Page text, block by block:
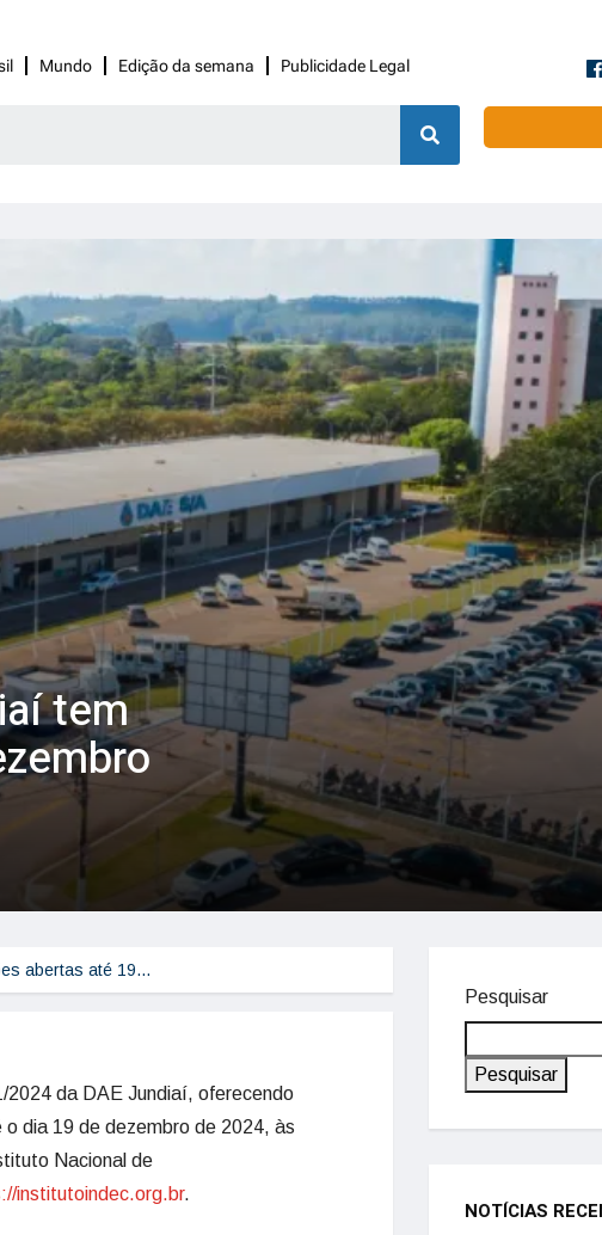
Mundo Edição da semana Publicidade Legal
tem
abertas até 19…
2024 da DAE Jundiaí, oferecendo
dia 19 de dezembro de 2024, às
Nacional de
institutoindec.org.br.
Pesquisar
Pesquisar
NOTÍCIAS